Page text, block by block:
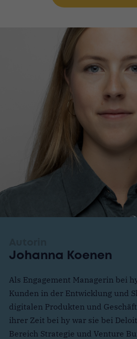
Johanna Koenen
Als Engagement Managerin bei
Kunden in der Entwicklung und
digitalen Produkten und
ihrer Zeit bei hy war sie bei
Bereich Strategie und Venture